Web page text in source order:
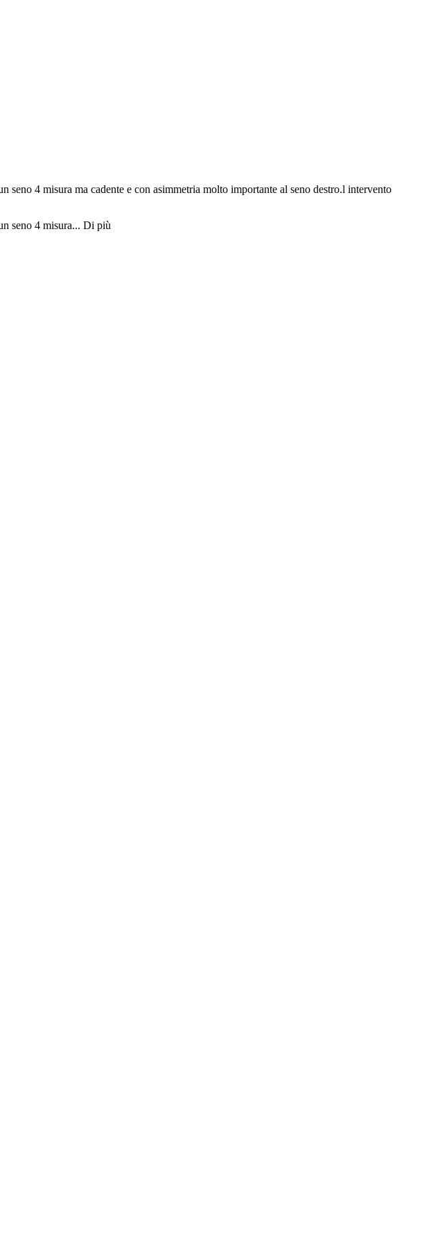
4 misura ma cadente e con asimmetria molto importante al seno destro.l intervento
seno 4 misura... Di più